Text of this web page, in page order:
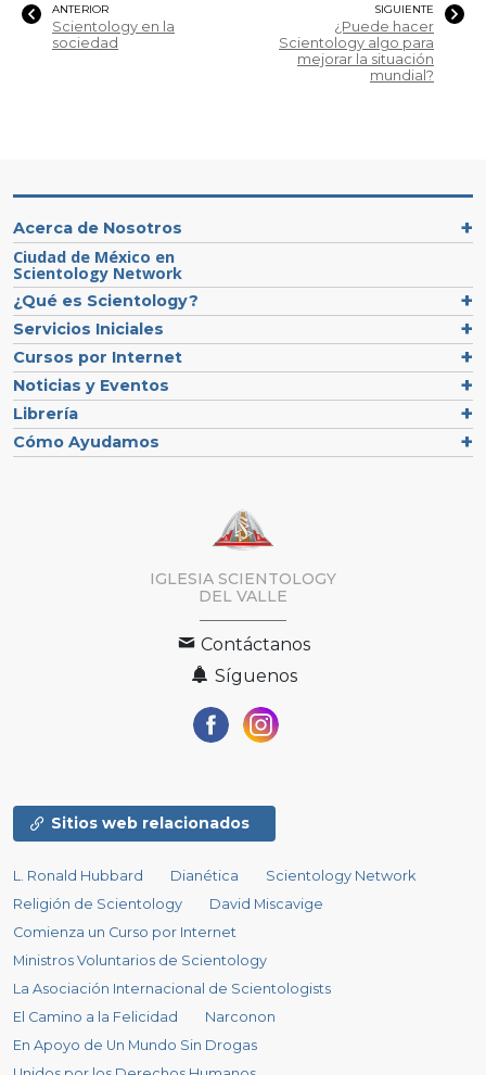
ANTERIOR
Scientology en la
sociedad
SIGUIENTE
¿Puede hacer
Scientology algo para
mejorar la situación
mundial?
Acerca de Nosotros
Ciudad de México en
Scientology Network
¿Qué es Scientology?
Servicios Iniciales
Cursos por Internet
Noticias y Eventos
Librería
Cómo Ayudamos
IGLESIA SCIENTOLOGY
DEL VALLE
Contáctanos
Síguenos
Sitios web relacionados
L. Ronald Hubbard Dianética
Scientology Network
Religión de Scientology
David Miscavige
Comienza un Curso por Internet
Ministros Voluntarios de Scientology
La Asociación Internacional de Scientologists
El Camino a la Felicidad
Narconon
En Apoyo de Un Mundo Sin Drogas